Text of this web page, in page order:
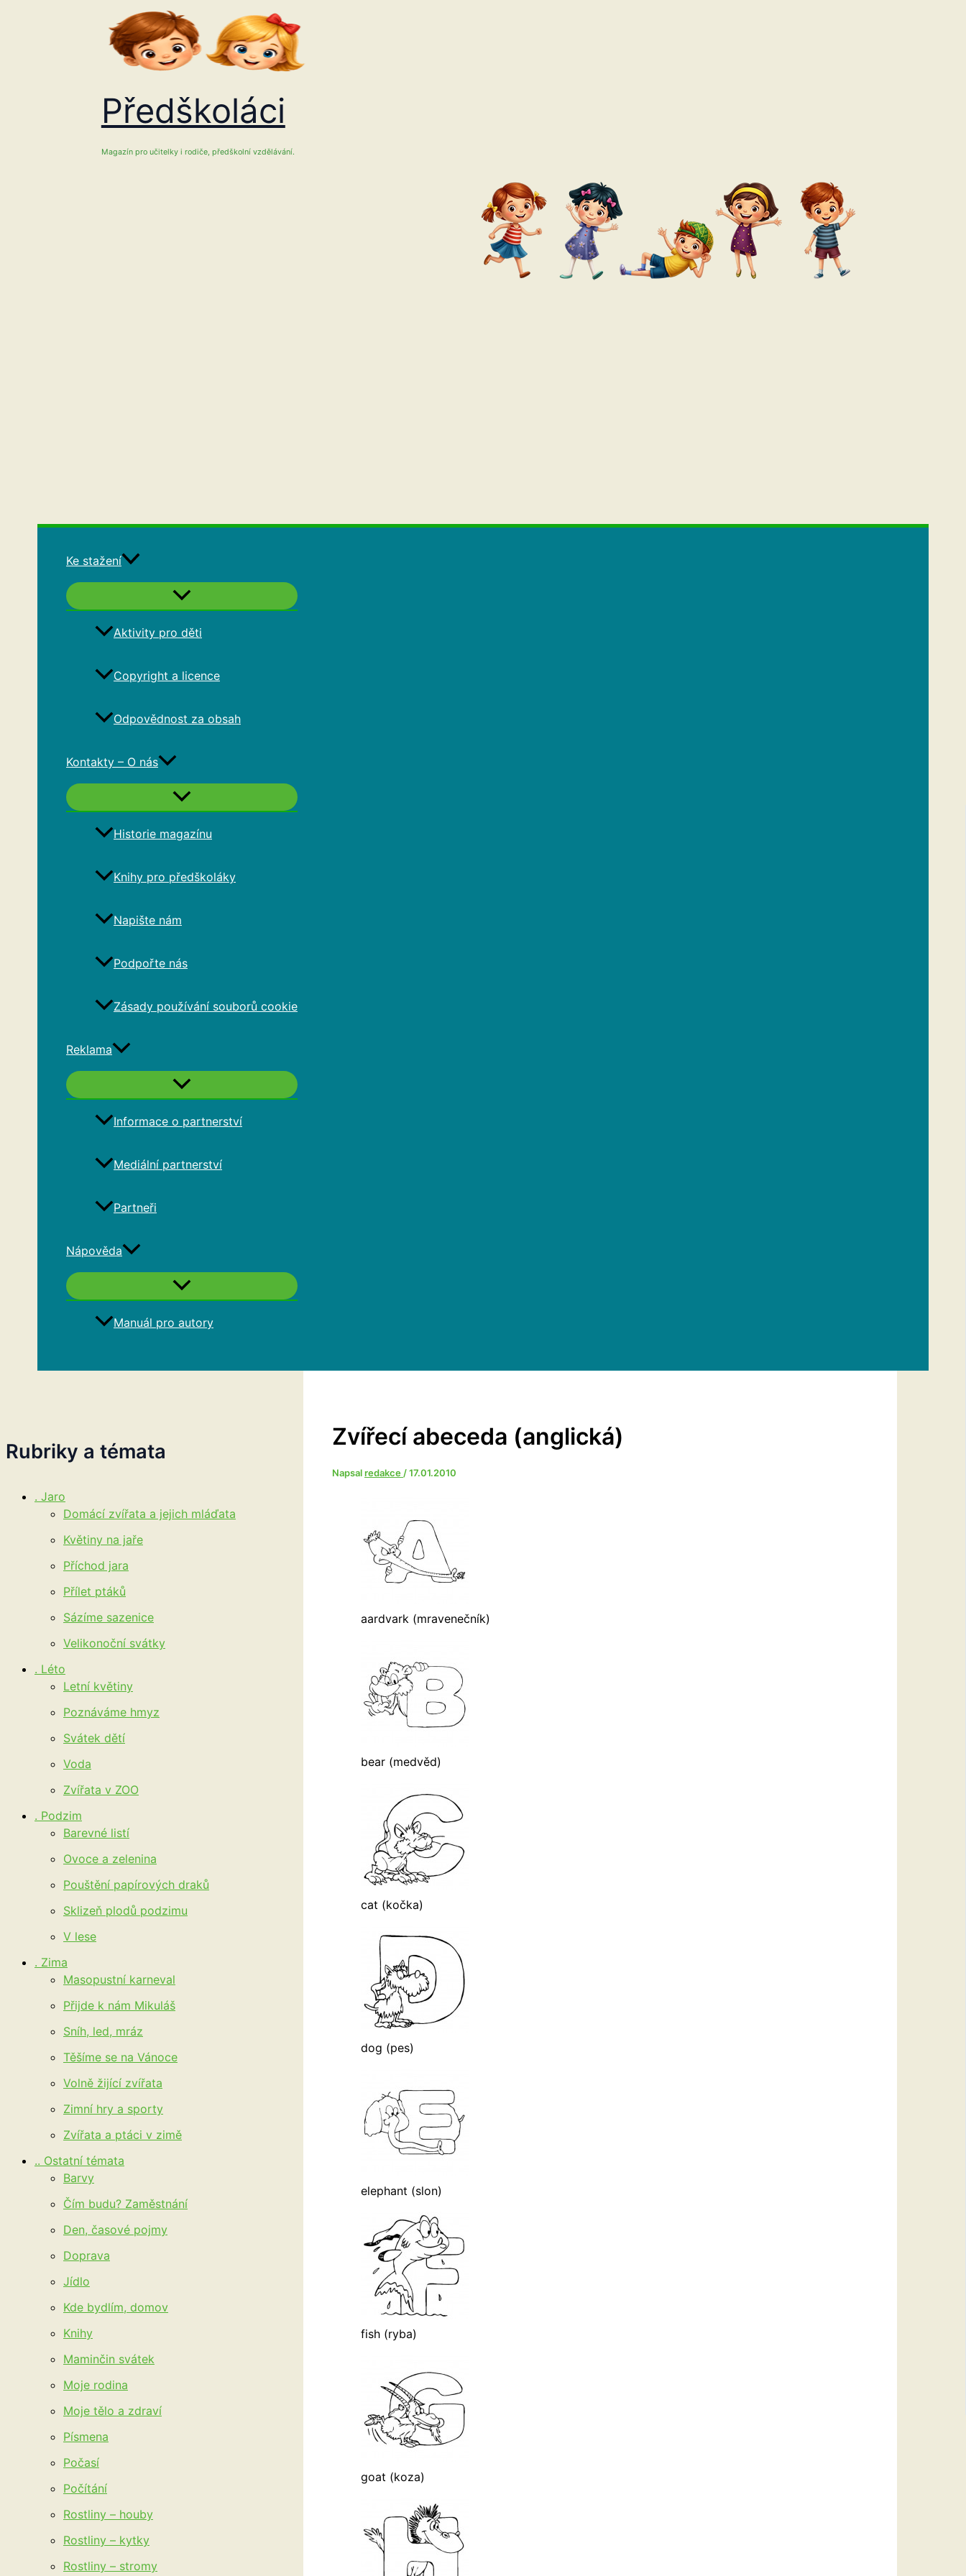
Předškoláci
Magazín pro učitelky i rodiče, předškolní vzdělávání.
Ke stažení
Aktivity pro děti
Copyright a licence
Odpovědnost za obsah
Kontakty – O nás
Historie magazínu
Knihy pro předškoláky
Napište nám
Podpořte nás
Zásady používání souborů cookie
Reklama
Informace o partnerství
Mediální partnerství
Partneři
Nápověda
Manuál pro autory
Rubriky a témata
. Jaro
Domácí zvířata a jejich mláďata
Květiny na jaře
Příchod jara
Přílet ptáků
Sázíme sazenice
Velikonoční svátky
. Léto
Letní květiny
Poznáváme hmyz
Svátek dětí
Voda
Zvířata v ZOO
. Podzim
Barevné listí
Ovoce a zelenina
Pouštění papírových draků
Sklizeň plodů podzimu
V lese
. Zima
Masopustní karneval
Přijde k nám Mikuláš
Sníh, led, mráz
Těšíme se na Vánoce
Volně žijící zvířata
Zimní hry a sporty
Zvířata a ptáci v zimě
.. Ostatní témata
Barvy
Čím budu? Zaměstnání
Den, časové pojmy
Doprava
Jídlo
Kde bydlím, domov
Knihy
Maminčin svátek
Moje rodina
Moje tělo a zdraví
Písmena
Počasí
Počítání
Rostliny – houby
Rostliny – kytky
Rostliny – stromy
Zvířecí abeceda (anglická)
Napsalredakce /17.01.2010
aardvark (mravenečník)
bear (medvěd)
cat (kočka)
dog (pes)
elephant (slon)
fish (ryba)
goat (koza)